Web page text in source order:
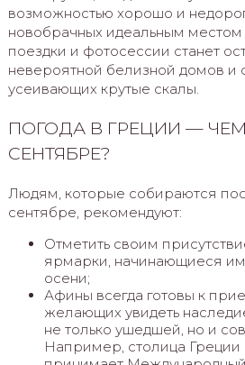
возможностью хорошо и
новобрачных идеальным
поездки и фотосессии станет
невероятной белизной домов и
усеивающих крутые скалы.
ПОГОДА В ГРЕЦИИ —
СЕНТЯБРЕ?
Людям, которые собираются
сентябре, рекомендуют:
Отметить своим
ярмарки, начинающиеся
осени;
Афины всегда готовы к
желающих увидеть
не только ушедшей, но и
Например, столица Греции